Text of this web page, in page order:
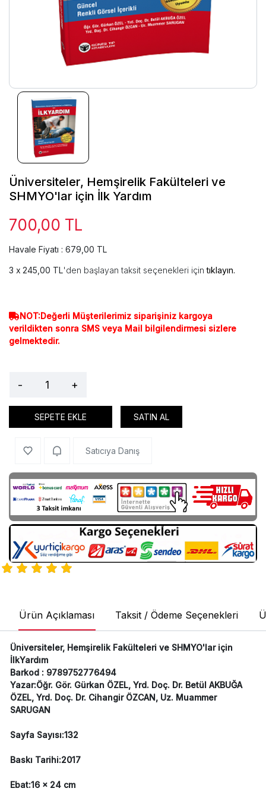
Üniversiteler, Hemşirelik Fakülteleri ve
SHMYO'lar için İlk Yardım
700,00 TL
Havale Fiyatı : 679,00 TL
245,00 TL'den başlayan taksit seçenekleri içintıklayın.
NOT:Değerli Müşterilerimiz siparişiniz kargoya
verildikten sonra SMS veya Mail bilgilendirmesi sizlere
gelmektedir.
- +
SEPETE EKLE SATIN AL
Satıcıya Danış
Ürün Açıklaması Taksit / Ödeme Seçenekleri
Üniversiteler, Hemşirelik Fakülteleri ve SHMYO'lar için
İlkYardım
Barkod : 9789752776494
Yazar:Öğr. Gör. Gürkan ÖZEL, Yrd. Doç. Dr. Betül AKBUĞA
ÖZEL, Yrd. Doç. Dr. Cihangir ÖZCAN, Uz. Muammer
SARUGAN
Sayfa Sayısı:132
Baskı Tarihi:2017
Ebat:16 x 24 cm